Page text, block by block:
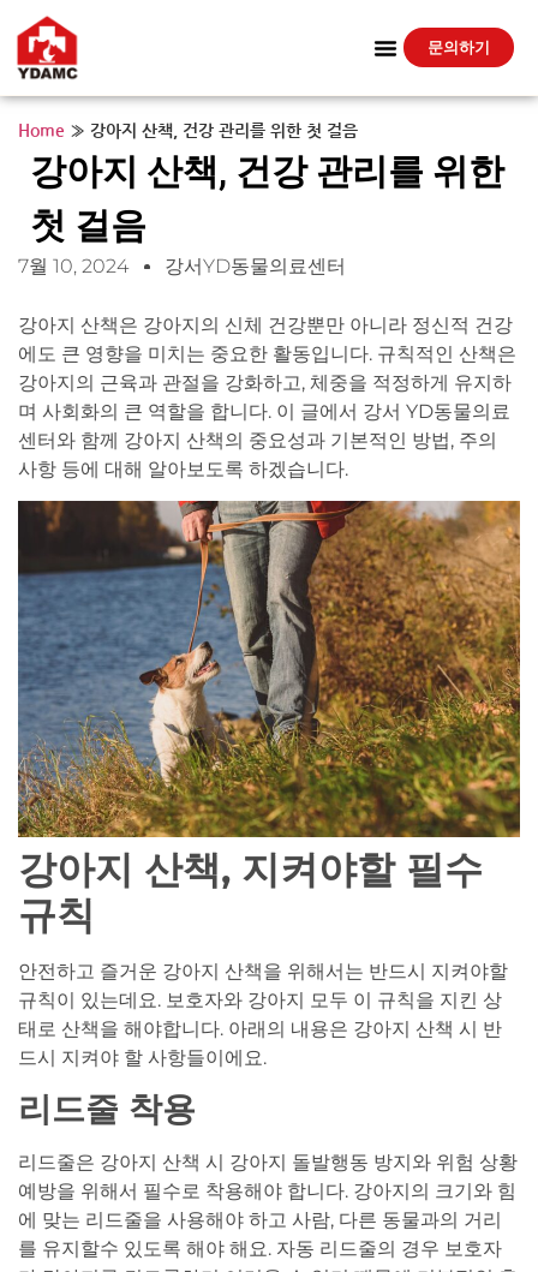
문의하기
Home » 강아지 산책, 건강 관리를 위한 첫 걸음
강아지 산책, 건강 관리를 위한
첫 걸음
7월 10, 2024 강서YD동물의료센터
강아지 산책은 강아지의 신체 건강뿐만 아니라 정신적 건강
에도 큰 영향을 미치는 중요한 활동입니다. 규칙적인 산책은
강아지의 근육과 관절을 강화하고, 체중을 적정하게 유지하
며 사회화의 큰 역할을 합니다. 이 글에서 강서 YD동물의료
센터와 함께 강아지 산책의 중요성과 기본적인 방법, 주의
사항 등에 대해 알아보도록 하겠습니다.
강아지 산책, 지켜야할 필수
규칙
안전하고 즐거운 강아지 산책을 위해서는 반드시 지켜야할
규칙이 있는데요. 보호자와 강아지 모두 이 규칙을 지킨 상
태로 산책을 해야합니다. 아래의 내용은 강아지 산책 시 반
드시 지켜야 할 사항들이에요.
리드줄 착용
리드줄은 강아지 산책 시 강아지 돌발행동 방지와 위험 상황
예방을 위해서 필수로 착용해야 합니다. 강아지의 크기와 힘
에 맞는 리드줄을 사용해야 하고 사람, 다른 동물과의 거리
를 유지할수 있도록 해야 해요. 자동 리드줄의 경우 보호자